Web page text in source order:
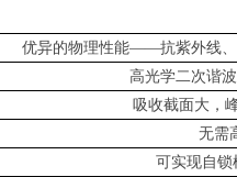
优异的物理性能——抗紫外线
高光学二次谐
吸收截面大，
无需
可实现自锁